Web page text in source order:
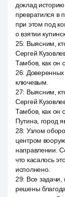
доклад
превратился в
при этом под
о взятии
25: Выясним,
Сергей
Тамбов, как он
26: Доверенных
ключевым.
27: Выясним,
Сергей
Тамбов, как он
Путина, город
28: Узлом
центром
направлении.
что касалось
исполнено.
29: Все задачи,
решены